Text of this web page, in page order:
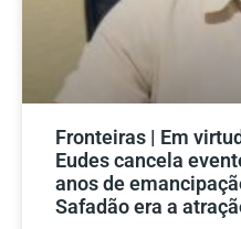
Fronteiras | Em
Eudes cancela
anos de
Safadão era a